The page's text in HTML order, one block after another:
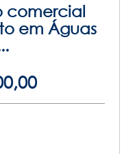
comercial
em Águas